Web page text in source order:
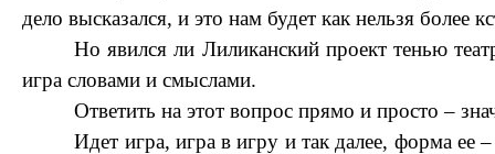
дело высказался, и это нам будет как нельзя более
Но явился ли Лиликанский проект тенью
игра словами и смыслами.
Ответить на этот вопрос прямо и просто –
Идет игра, игра в игру и так далее, форма ее